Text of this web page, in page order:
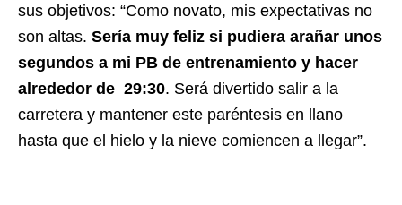
sus objetivos: “Como novato, mis expectativas no
son altas. Sería muy feliz si pudiera arañar unos
segundos a mi PB de entrenamiento y hacer
alrededor de 29:30. Será divertido salir a la
carretera y mantener este paréntesis en llano
hasta que el hielo y la nieve comiencen a llegar”.